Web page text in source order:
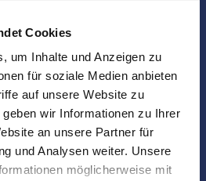
Cookies
um Inhalte und Anzeigen zu
für soziale Medien anbieten
auf unsere Website zu
wir Informationen zu Ihrer
an unsere Partner für
und Analysen weiter. Unsere
möglicherweise mit
Unterstützung bei der Objekt-
Verkauf sind wir für Sie da